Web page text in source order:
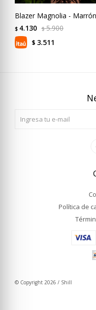
Blazer Magnolia - Marrón
$ 4.130 $ 5.900
$ 3.511
Política de
© Copyright 2026 / Shill